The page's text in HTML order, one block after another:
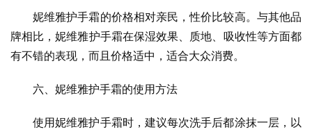
妮维雅护手霜的价格相对亲民，性价比较高。与其他品
牌相比，妮维雅护手霜在保湿效果、质地、吸收性等方面都
有不错的表现，而且价格适中，适合大众消费。
六、妮维雅护手霜的使用方法
使用妮维雅护手霜时，建议每次洗手后都涂抹一层，以